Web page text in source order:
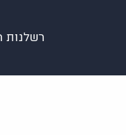
רשלנות